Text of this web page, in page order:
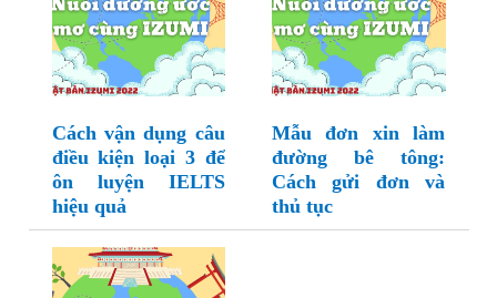
Cách vận dụng câu
điều kiện loại 3 để
ôn luyện IELTS
hiệu quả
Mẫu đơn xin làm
đường bê tông:
Cách gửi đơn và
thủ tục